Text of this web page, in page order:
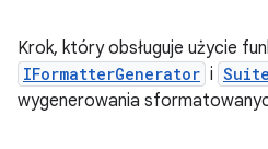
Krok, który obsługuje użycie
IFormatterGenerator i
wygenerowania